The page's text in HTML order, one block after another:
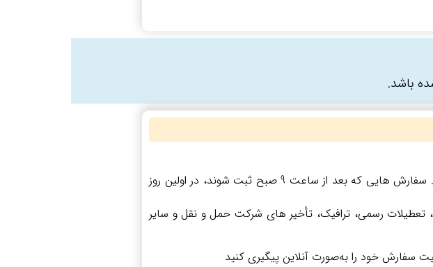
سفارش‌ های ثبت ‌شده تا قبل از ساعت 9 صبح، در صورت امکان، همان روز به تیپاکس تحویل داده خواهند شد. سفارش‌ هایی که بعد از ساعت 9 صبح ثبت شوند، در اولین روز
شرایط آب ‌و هوایی، تعطیلات رسمی، ترافیک، تأخیر های شرکت حمل‌ و نقل و سایر
سفارش خود را به‌صورت آنلاین پیگیری کنید